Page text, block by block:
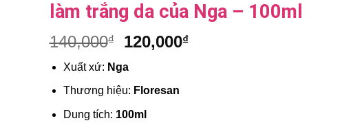
làm trắng da của Nga – 100ml
140,000₫
Giá
là:
140,000₫.
120,000₫Giá
Xuất xứ: Nga
Thương hiệu: Floresan
Dung tích: 100ml